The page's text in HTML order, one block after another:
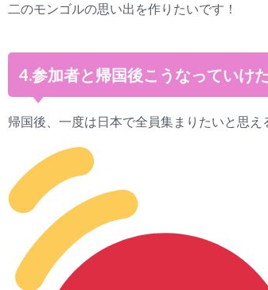
二のモンゴルの思い出を作りたいです！
4.参加者と帰国後こうなっていけ
帰国後、一度は日本で全員集まりたいと思